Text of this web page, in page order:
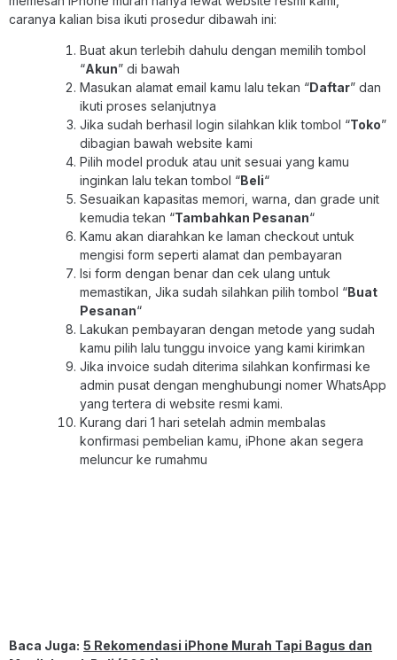
caranya kalian bisa ikuti prosedur dibawah ini:
Buat akun terlebih dahulu dengan memilih tombol
“Akun” di bawah
Masukan alamat email kamu lalu tekan “Daftar” dan
ikuti proses selanjutnya
Jika sudah berhasil login silahkan klik tombol “Toko”
dibagian bawah website kami
Pilih model produk atau unit sesuai yang kamu
inginkan lalu tekan tombol “Beli“
Sesuaikan kapasitas memori, warna, dan grade unit
kemudia tekan “Tambahkan Pesanan“
Kamu akan diarahkan ke laman checkout untuk
mengisi form seperti alamat dan pembayaran
Isi form dengan benar dan cek ulang untuk
memastikan, Jika sudah silahkan pilih tombol “Buat
Pesanan“
Lakukan pembayaran dengan metode yang sudah
kamu pilih lalu tunggu invoice yang kami kirimkan
Jika invoice sudah diterima silahkan konfirmasi ke
admin pusat dengan menghubungi nomer WhatsApp
yang tertera di website resmi kami.
Kurang dari 1 hari setelah admin membalas
konfirmasi pembelian kamu, iPhone akan segera
meluncur ke rumahmu
Baca Juga: 5 Rekomendasi iPhone Murah Tapi Bagus dan